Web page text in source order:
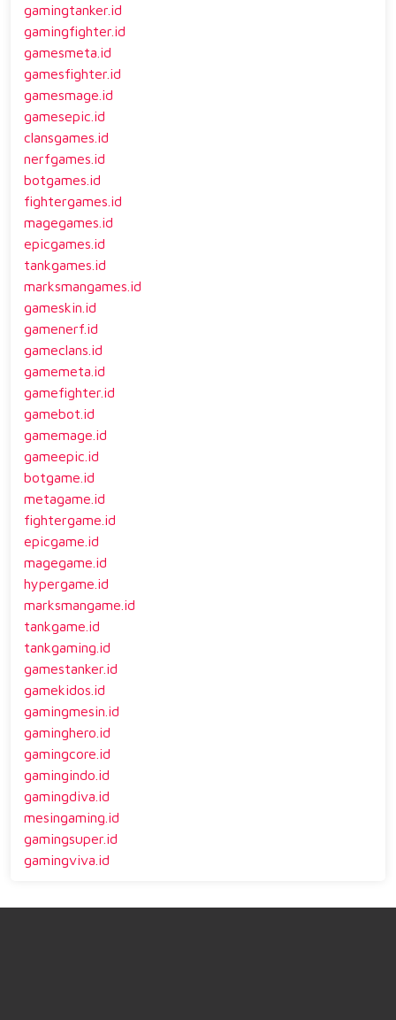
gamingtanker.id
gamingfighter.id
gamesmeta.id
gamesfighter.id
gamesmage.id
gamesepic.id
clansgames.id
nerfgames.id
botgames.id
fightergames.id
magegames.id
epicgames.id
tankgames.id
marksmangames.id
gameskin.id
gamenerf.id
gameclans.id
gamemeta.id
gamefighter.id
gamebot.id
gamemage.id
gameepic.id
botgame.id
metagame.id
fightergame.id
epicgame.id
magegame.id
hypergame.id
marksmangame.id
tankgame.id
tankgaming.id
gamestanker.id
gamekidos.id
gamingmesin.id
gaminghero.id
gamingcore.id
gamingindo.id
gamingdiva.id
mesingaming.id
gamingsuper.id
gamingviva.id